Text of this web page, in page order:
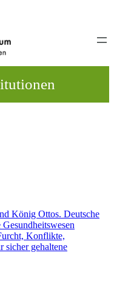
König Ottos. Deutsche
Konflikte,
sicher gehaltene